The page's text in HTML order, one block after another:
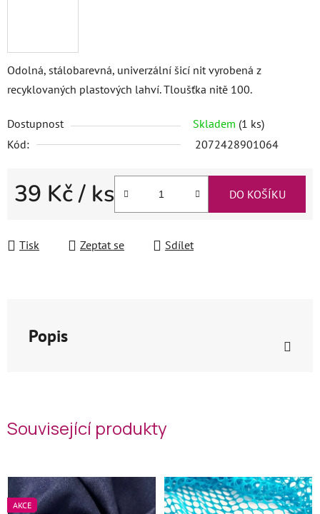
Odolná, stálobarevná, univerzální šicí nit vyrobená z
recyklovaných plastových lahví. Tloušťka nitě 100.
Dostupnost Skladem (1 ks)
Kód:
2072428901064
39 Kč/ ks DO KOŠÍKU
Tisk Zeptat se Sdílet
Popis
Související produkty
AKCE